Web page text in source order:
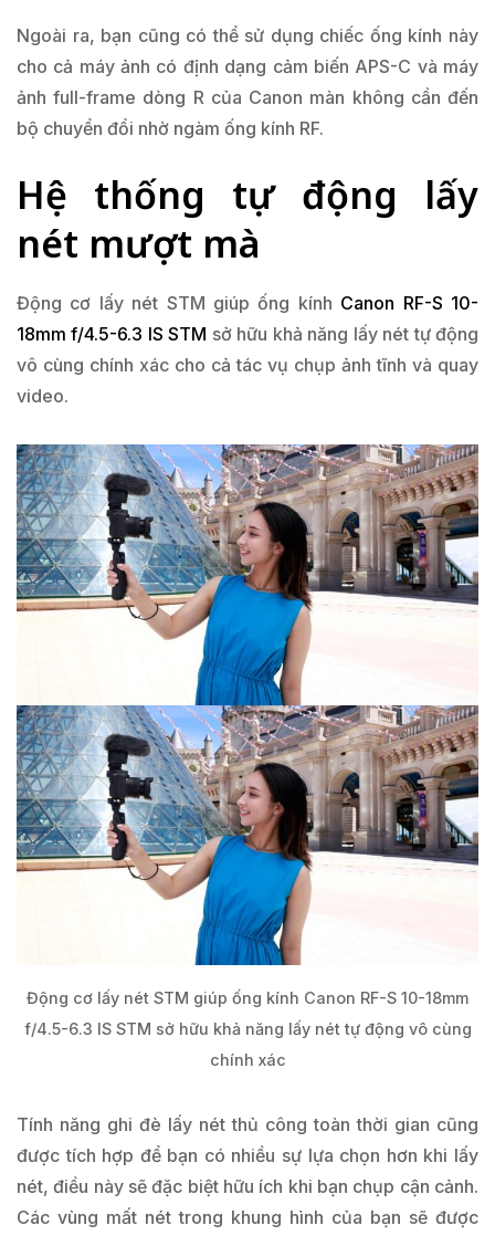
Ngoài ra, bạn cũng có thể sử dụng chiếc ống kính này
cho cả máy ảnh có định dạng cảm biến APS-C và máy
ảnh full-frame dòng R của Canon màn không cần đến
bộ chuyển đổi nhờ ngàm ống kính RF.
Hệ thống tự động lấy
nét mượt mà
Động cơ lấy nét STM giúp ống kính Canon RF-S 10-
18mm f/4.5-6.3 IS STM sở hữu khả năng lấy nét tự động
vô cùng chính xác cho cả tác vụ chụp ảnh tĩnh và quay
video.
Động cơ lấy nét STM giúp ống kính Canon RF-S 10-18mm
f/4.5-6.3 IS STM sở hữu khả năng lấy nét tự động vô cùng
chính xác
Tính năng ghi đè lấy nét thủ công toàn thời gian cũng
được tích hợp để bạn có nhiều sự lựa chọn hơn khi lấy
nét, điều này sẽ đặc biệt hữu ích khi bạn chụp cận cảnh.
Các vùng mất nét trong khung hình của bạn sẽ được